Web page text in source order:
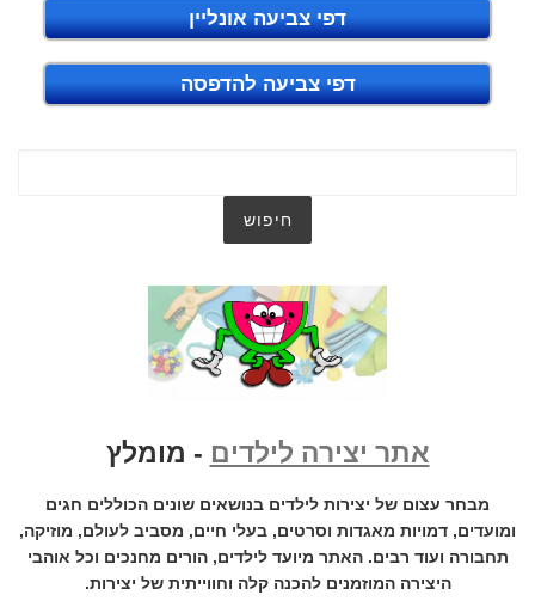
דפי צביעה אונליין
דפי צביעה להדפסה
אתר יצירה לילדים - מומלץ
מבחר עצום של יצירות לילדים בנושאים שונים הכוללים חגים
ומועדים, דמויות מאגדות וסרטים, בעלי חיים, מסביב לעולם, מוזיקה,
תחבורה ועוד רבים. האתר מיועד לילדים, הורים מחנכים וכל אוהבי
היצירה המוזמנים להכנה קלה וחווייתית של יצירות.